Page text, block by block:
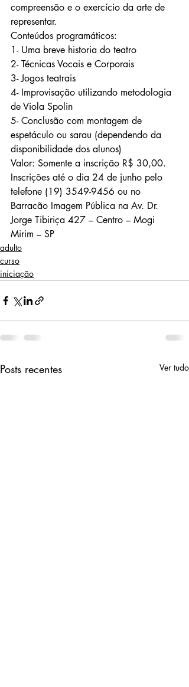
compreensão e o exercício da arte de
representar.
Conteúdos programáticos:
1- Uma breve historia do teatro
2- Técnicas Vocais e Corporais
3- Jogos teatrais
4- Improvisação utilizando metodologia
de Viola Spolin
5- Conclusão com montagem de
espetáculo ou sarau (dependendo da
disponibilidade dos alunos)
Valor: Somente a inscrição R$ 30,00.
Inscrições até o dia 24 de junho pelo
telefone (19) 3549-9456 ou no
Barracão Imagem Pública na Av. Dr.
Jorge Tibiriça 427 – Centro – Mogi
Mirim – SP
adulto
curso
iniciação
Posts recentes Ver tudo